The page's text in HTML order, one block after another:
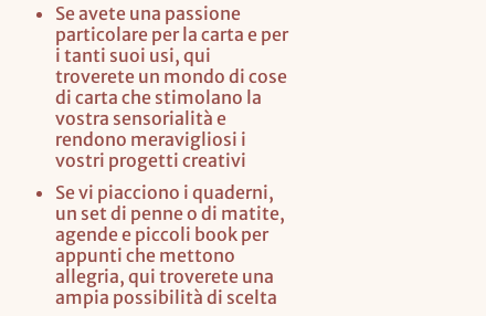
Se avete una passione
particolare per la carta e per
i tanti suoi usi, qui
troverete un mondo di cose
di carta che stimolano la
vostra sensorialità e
rendono meravigliosi i
vostri progetti creativi
Se vi piacciono i quaderni,
un set di penne o di matite,
agende e piccoli book per
appunti che mettono
allegria, qui troverete una
ampia possibilità di scelta